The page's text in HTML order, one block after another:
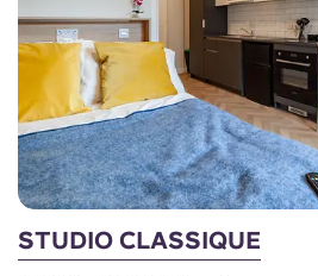
STUDIO CLASSIQUE